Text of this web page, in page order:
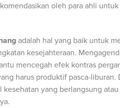
oleh para ahli
adalah hal yang baik untuk
kesejahteraan.
mencegah efek kontras
harus produktif pasca-liburan.
yang berlangsung